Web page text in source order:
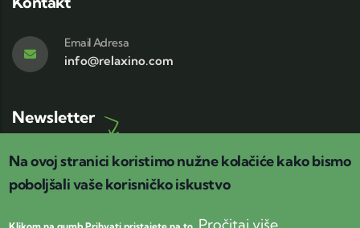
Email Adresa
info@relaxino.com
Newsletter
Pretplatite se naRelaxino newsletter!
Na ovoj stranici koristimo nužne kolačiće kako bismo
poboljšali vaše korisničko iskustvo
Pročitaj više